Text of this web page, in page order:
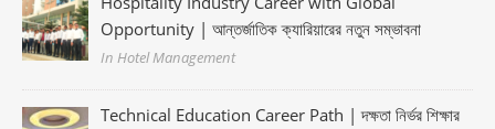
Opportunity | আন্তর্জাতিক ক্যারিয়ারের নতুন সম্ভাবনা
In Hotel Management
Technical Education Career Path | দক্ষতা নির্ভর শিক্ষার